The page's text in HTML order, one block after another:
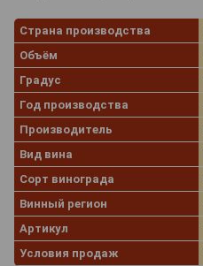
Страна производства
Объём
Градус
Год производства
Производитель
Вид вина
Сорт винограда
Винный регион
Артикул
Условия продаж